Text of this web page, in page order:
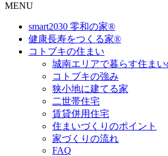
MENU
smart2030 零和の家®
健康長寿をつくる家®
コトブキの住まい
城南エリアで暮らす住まい
コトブキの強み
狭小地に建てる家
二世帯住宅
賃貸併用住宅
住まいづくりのポイント
家づくりの流れ
FAQ